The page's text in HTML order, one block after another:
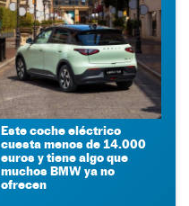
Este coche eléctrico
cuesta menos de 14.000
euros y tiene algo que
muchos BMW ya no
ofrecen